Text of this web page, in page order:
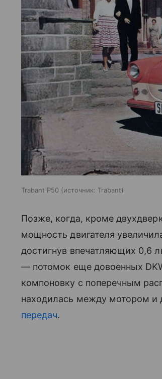
Trabant P50 источник: Trabant
Позже, когда, кроме
мощность двигателя
достигнув впечатляющих 0,6
— потомок еще довоенных
компоновку с поперечным
находилась между мотором и
передач.